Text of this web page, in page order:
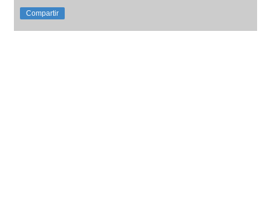
Compartir